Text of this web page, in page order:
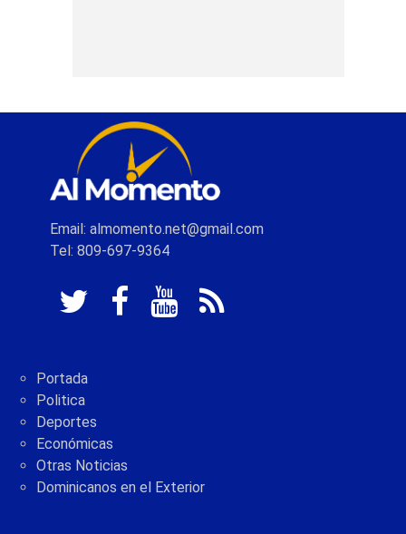
Email: almomento.net@gmail.com
Tel: 809-697-9364
Portada
Politica
Deportes
Económicas
Otras Noticias
Dominicanos en el Exterior